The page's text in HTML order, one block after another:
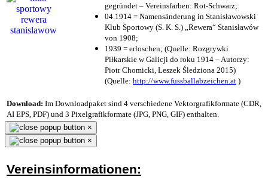
gegründet – Vereinsfarben: Rot-Schwarz;
04.1914 = Namensänderung in Stanisławowski
Klub Sportowy (S. K. S.) „Rewera“ Stanisławów
von 1908;
1939 = erloschen; (Quelle: Rozgrywki
Piłkarskie w Galicji do roku 1914 – Autorzy:
Piotr Chomicki, Leszek Śledziona 2015)
(Quelle: http://www.fussballabzeichen.at )
Download: Im Downloadpaket sind 4 verschiedene Vektorgrafikformate (CDR,
AI EPS, PDF) und 3 Pixelgrafikformate (JPG, PNG, GIF) enthalten.
×
×
Vereinsinformationen: